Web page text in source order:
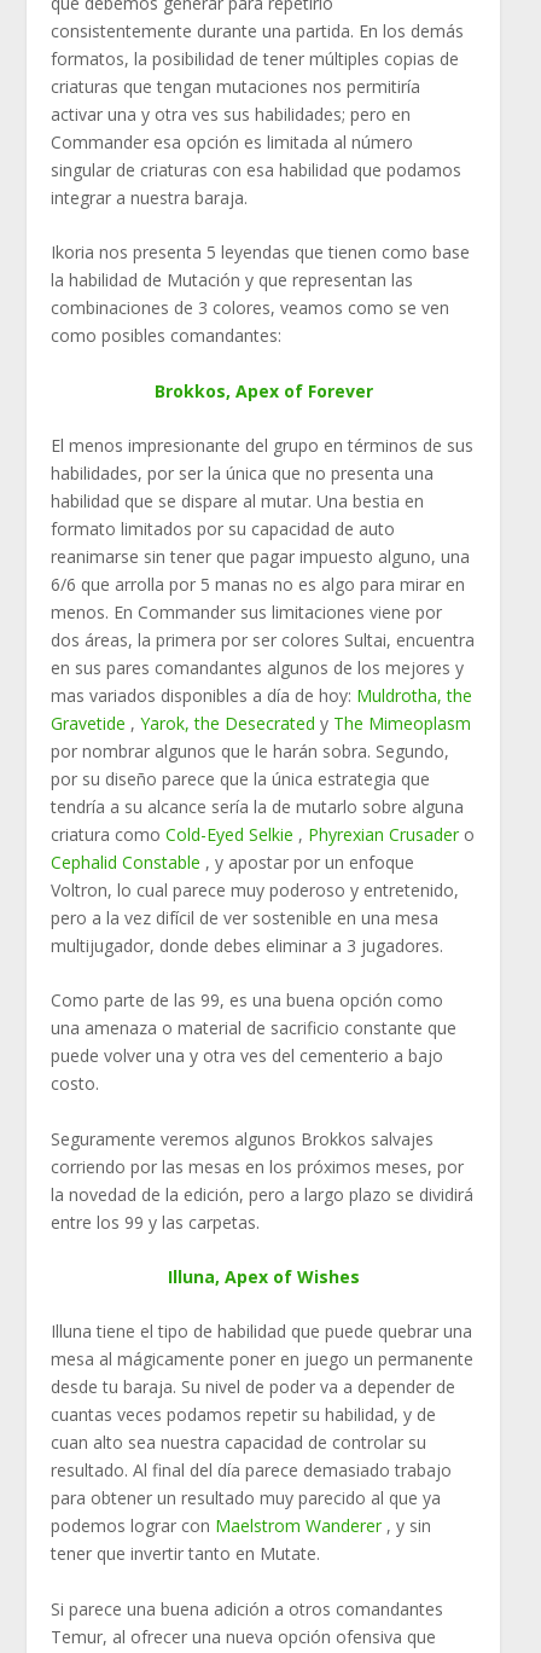
consistentemente durante una partida. En los demás
formatos, la posibilidad de tener múltiples copias de
criaturas que tengan mutaciones nos permitiría
activar una y otra ves sus habilidades; pero en
Commander esa opción es limitada al número
singular de criaturas con esa habilidad que podamos
integrar a nuestra baraja.
Ikoria nos presenta 5 leyendas que tienen como base
la habilidad de Mutación y que representan las
combinaciones de 3 colores, veamos como se ven
como posibles comandantes:
Brokkos, Apex of Forever
El menos impresionante del grupo en términos de sus
habilidades, por ser la única que no presenta una
habilidad que se dispare al mutar. Una bestia en
formato limitados por su capacidad de auto
reanimarse sin tener que pagar impuesto alguno, una
6/6 que arrolla por 5 manas no es algo para mirar en
menos. En Commander sus limitaciones viene por
dos áreas, la primera por ser colores Sultai, encuentra
en sus pares comandantes algunos de los mejores y
mas variados disponibles a día de hoy: Muldrotha, the
Gravetide ,Yarok, the Desecrated y The Mimeoplasm
por nombrar algunos que le harán sobra. Segundo,
por su diseño parece que la única estrategia que
tendría a su alcance sería la de mutarlo sobre alguna
criatura comoCold-Eyed Selkie , Phyrexian Crusader o
Cephalid Constable , y apostar por un enfoque
Voltron, lo cual parece muy poderoso y entretenido,
pero a la vez difícil de ver sostenible en una mesa
multijugador, donde debes eliminar a 3 jugadores.
Como parte de las 99, es una buena opción como
una amenaza o material de sacrificio constante que
puede volver una y otra ves del cementerio a bajo
costo.
Seguramente veremos algunos Brokkos salvajes
corriendo por las mesas en los próximos meses, por
la novedad de la edición, pero a largo plazo se dividirá
entre los 99 y las carpetas.
Illuna, Apex of Wishes
Illuna tiene el tipo de habilidad que puede quebrar una
mesa al mágicamente poner en juego un permanente
desde tu baraja. Su nivel de poder va a depender de
cuantas veces podamos repetir su habilidad, y de
cuan alto sea nuestra capacidad de controlar su
resultado. Al final del día parece demasiado trabajo
para obtener un resultado muy parecido al que ya
podemos lograr con Maelstrom Wanderer , y sin
tener que invertir tanto en Mutate.
Si parece una buena adición a otros comandantes
Temur, al ofrecer una nueva opción ofensiva que